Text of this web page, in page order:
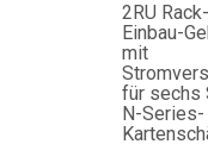
2RU Rack-
Einbau-
mit
für sechs
N-Series-